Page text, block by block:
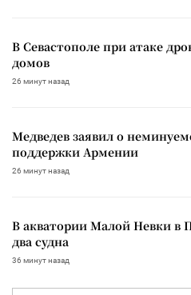
В Севастополе при атаке
домов
26 минут назад
Медведев заявил о
поддержки Армении
26 минут назад
В акватории Малой Невки в
два судна
36 минут назад